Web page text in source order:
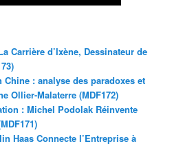
Carrière d’Ixène, Dessinateur de
: analyse des paradoxes et
Ollier-Malaterre (MDF172)
: Michel Podolak Réinvente
Haas Connecte l’Entreprise à